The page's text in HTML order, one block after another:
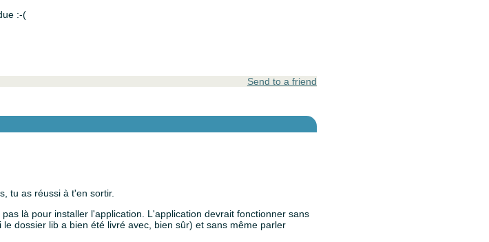
:-(
Send to a friend
tu as réussi à t'en sortir.
là pour installer l'application. L'application devrait fonctionner sans
dossier lib a bien été livré avec, bien sûr) et sans même parler